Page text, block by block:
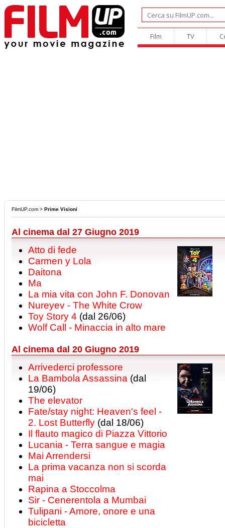
Film TV
FilmUP.com > Prime Visioni
Al cinema dal 27 Giugno 2019
Atto di fede
Carmen y Lola
Daitona
Ma
La mia vita con John F. Donovan
Nureyev - The White Crow
Toy Story 4 (dal 26/06)
Wolf Call - Minaccia in alto mare
Al cinema dal 20 Giugno 2019
Arrivederci professore
La Bambola Assassina (dal
19/06)
The elevator
Fate/stay night: Heaven's feel -
2. Lost Butterfly (dal 18/06)
Il flauto magico di Piazza Vittorio
Lucania - Terra sangue e magia
Mai Arrendersi
La prima vacanza non si scorda
mai
Rapina a Stoccolma
Sir - Cenerentola a Mumbai
Tulipani - Amore, onore e una
bicicletta